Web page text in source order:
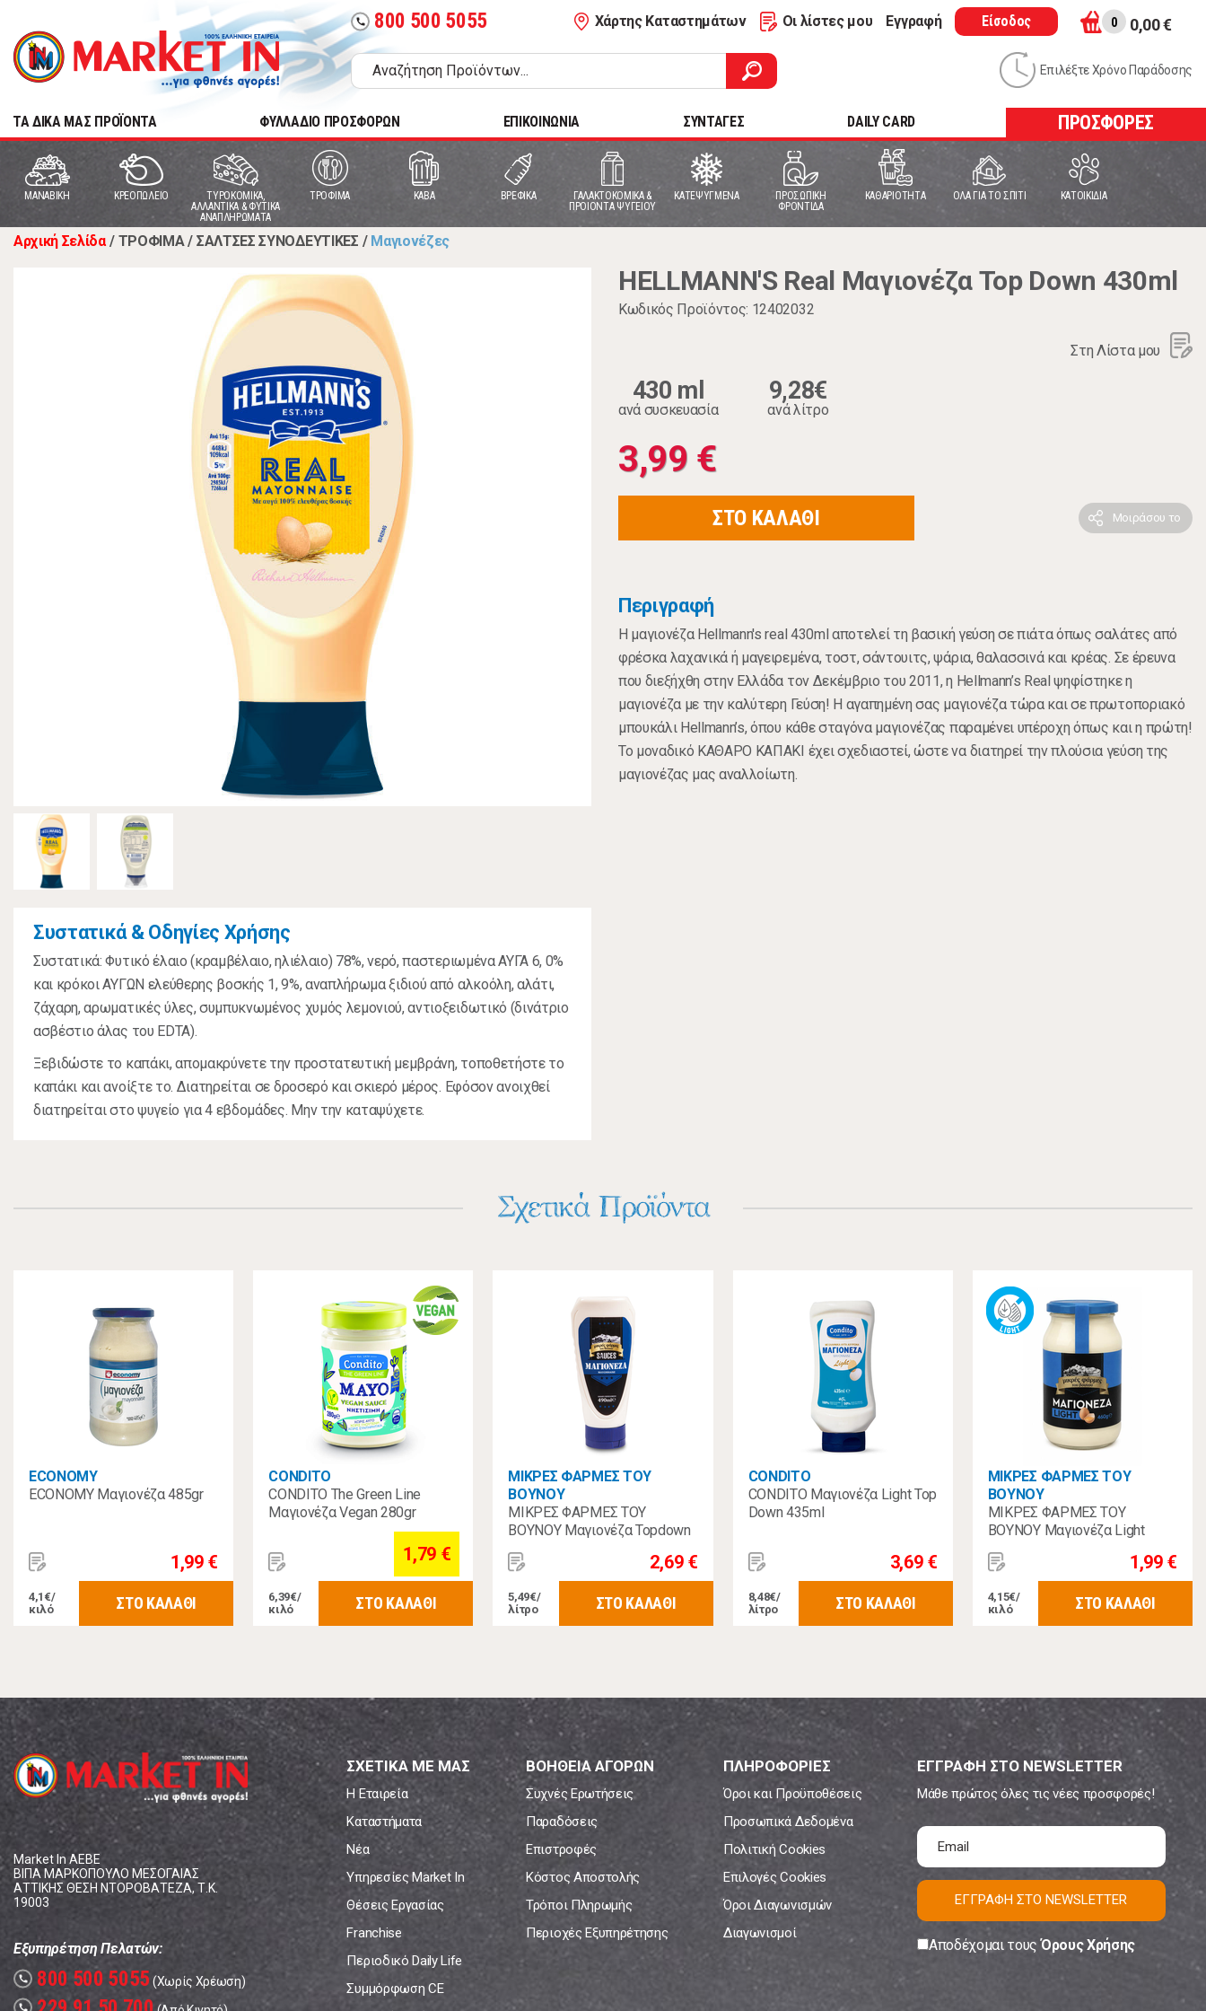
call 800 500 5055 Χάρτης Καταστημάτων Οι λίστες μου Εγγραφή Είσοδος 0 0,00 €
Επιλέξτε Χρόνο Παράδοσης
TA ΔΙΚΑ ΜΑΣ ΠΡΟΪΟΝΤΑ ΦΥΛΛΑΔΙΟ ΠΡΟΣΦΟΡΩΝ ΕΠΙΚΟΙΝΩΝΙΑ ΣΥΝΤΑΓΕΣ DAILY CARD ΠΡΟΣΦΟΡΕΣ
MANABIKH ΚΡΕΟΠΩΛΕΙΟ
ΤΥΡΟΚΟΜΙΚΑ,
ΑΛΛΑΝΤΙΚΑ & ΦΥΤΙΚΑ
ΑΝΑΠΛΗΡΩΜΑΤΑ
ΤΡΟΦΙΜΑ ΚΑΒΑ ΒΡΕΦΙΚΑ
ΓΑΛΑΚΤΟΚΟΜΙΚΑ &
ΠΡΟΙΟΝΤΑ ΨΥΓΕΙΟΥ
ΚΑΤΕΨΥΓΜΕΝΑ
ΠΡΟΣΩΠΙΚΗ
ΦΡΟΝΤΙΔΑ
ΚΑΘΑΡΙΟΤΗΤΑ ΟΛΑ ΓΙΑ ΤΟ ΣΠΙΤΙ ΚΑΤΟΙΚΙΔΙΑ
Αρχική Σελίδα / ΤΡΟΦΙΜΑ / ΣΑΛΤΣΕΣ ΣΥΝΟΔΕΥΤΙΚΕΣ / Μαγιονέζες
HELLMANN'S Real Μαγιονέζα Top Down 430ml
Κωδικός Προϊόντος: 12402032
Στη Λίστα μου
430 ml
ανά συσκευασία
9,28€
ανά λίτρο
3,99 €
ΣΤΟ ΚΑΛΑΘΙ Μοιράσου το
Περιγραφή
H μαγιονέζα Hellmann's real 430ml αποτελεί τη βασική γεύση σε πιάτα όπως σαλάτες από
φρέσκα λαχανικά ή μαγειρεμένα, τοστ, σάντουιτς, ψάρια, θαλασσινά και κρέας. Σε έρευνα
που διεξήχθη στην Ελλάδα τον Δεκέμβριο του 2011, η Hellmann’s Real ψηφίστηκε η
μαγιονέζα με την καλύτερη Γεύση! Η αγαπημένη σας μαγιονέζα τώρα και σε πρωτοποριακό
μπουκάλι Hellmann’s, όπου κάθε σταγόνα μαγιονέζας παραμένει υπέροχη όπως και η πρώτη!
Το μοναδικό ΚΑΘΑΡΟ ΚΑΠΑΚΙ έχει σχεδιαστεί, ώστε να διατηρεί την πλούσια γεύση της
μαγιονέζας μας αναλλοίωτη.
Συστατικά & Οδηγίες Χρήσης
Συστατικά: Φυτικό έλαιο (κραμβέλαιο, ηλιέλαιο) 78%, νερό, παστεριωμένα ΑΥΓΑ 6, 0%
και κρόκοι ΑΥΓΩΝ ελεύθερης βοσκής 1, 9%, αναπλήρωμα ξιδιού από αλκοόλη, αλάτι,
ζάχαρη, αρωματικές ύλες, συμπυκνωμένος χυμός λεμονιού, αντιοξειδωτικό (δινάτριο
ασβέστιο άλας του ΕDTA).
Ξεβιδώστε το καπάκι, απομακρύνετε την προστατευτική μεμβράνη, τοποθετήστε το
καπάκι και ανοίξτε το. Διατηρείται σε δροσερό και σκιερό μέρος. Εφόσον ανοιχθεί
διατηρείται στο ψυγείο για 4 εβδομάδες. Μην την καταψύχετε.
Σχετικά Προϊόντα
ECONOMY
ECONOMY Μαγιονέζα 485gr
1,99 €
4,1€/
κιλό
ΣΤΟ ΚΑΛΑΘΙ
CONDITO
CONDITO The Green Line
Μαγιονέζα Vegan 280gr
1,79 €
6,39€/
κιλό
ΣΤΟ ΚΑΛΑΘΙ
ΜΙΚΡΕΣ ΦΑΡΜΕΣ ΤΟΥ
ΒΟΥΝΟΥ
ΜΙΚΡΕΣ ΦΑΡΜΕΣ ΤΟΥ
ΒΟΥΝΟΥ Μαγιονέζα Topdown
Pet 490ml
2,69 €
5,49€/
λίτρο
ΣΤΟ ΚΑΛΑΘΙ
CONDITO
CONDITO Μαγιονέζα Light Top
Down 435ml
3,69 €
8,48€/
λίτρο
ΣΤΟ ΚΑΛΑΘΙ
ΜΙΚΡΕΣ ΦΑΡΜΕΣ ΤΟΥ
ΒΟΥΝΟΥ
ΜΙΚΡΕΣ ΦΑΡΜΕΣ ΤΟΥ
ΒΟΥΝΟΥ Μαγιονέζα Light
480γρ
1,99 €
4,15€/
κιλό
ΣΤΟ ΚΑΛΑΘΙ
Market In ΑΕΒΕ
ΒΙΠΑ ΜΑΡΚΟΠΟΥΛΟ ΜΕΣΟΓΑΙΑΣ
ΑΤΤΙΚΗΣ ΘΕΣΗ ΝΤΟΡΟΒΑΤΕΖΑ, Τ.Κ.
19003
Εξυπηρέτηση Πελατών:
call 800 500 5055 (Χωρίς Χρέωση)
call
ΣΧΕΤΙΚΑ ΜΕ ΜΑΣ
Η Εταιρεία
Καταστήματα
Νέα
Υπηρεσίες Market In
Θέσεις Εργασίας
Franchise
Περιοδικό Daily Life
Συμμόρφωση CE
ΒΟΗΘΕΙΑ ΑΓΟΡΩΝ
Συχνές Ερωτήσεις
Παραδόσεις
Επιστροφές
Κόστος Αποστολής
Τρόποι Πληρωμής
Περιοχές Εξυπηρέτησης
ΠΛΗΡΟΦΟΡΙΕΣ
Όροι και Προϋποθέσεις
Προσωπικά Δεδομένα
Πολιτική Cookies
Επιλογές Cookies
Όροι Διαγωνισμών
Διαγωνισμοί
ΕΓΓΡΑΦΗ ΣΤΟ NEWSLETTER
Μάθε πρώτος όλες τις νέες προσφορές!
ΕΓΓΡΑΦΗ ΣΤΟ NEWSLETTER
Αποδέχομαι τουςΌρους Χρήσης